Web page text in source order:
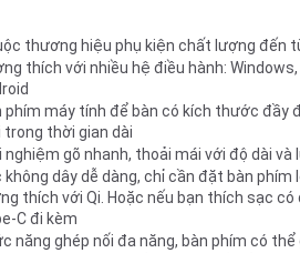
thương hiệu phụ kiện chất lượng đến
thích với nhiều hệ điều hành: Windows,
phím máy tính để bàn có kích thước đầy
trong thời gian dài
nghiệm gõ nhanh, thoải mái với độ dài và
không dây dễ dàng, chỉ cần đặt bàn
thích với Qi. Hoặc nếu bạn thích sạc có
C đi kèm
năng ghép nối đa năng, bàn phím có